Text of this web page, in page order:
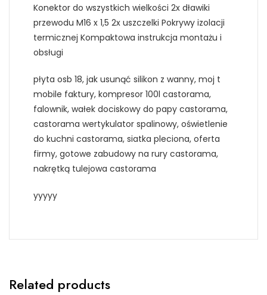
Konektor do wszystkich wielkości 2x dławiki
przewodu M16 x 1,5 2x uszczelki Pokrywy izolacji
termicznej Kompaktowa instrukcja montażu i
obsługi
płyta osb 18, jak usunąć silikon z wanny, moj t
mobile faktury, kompresor 100l castorama,
falownik, wałek dociskowy do papy castorama,
castorama wertykulator spalinowy, oświetlenie
do kuchni castorama, siatka pleciona, oferta
firmy, gotowe zabudowy na rury castorama,
nakrętką tulejowa castorama
yyyyy
Related products